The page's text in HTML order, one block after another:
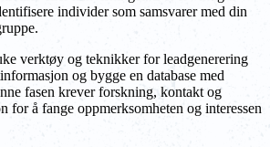
individer som samsvarer med din
verktøy og teknikker for leadgenerering
og bygge en database med
fasen krever forskning, kontakt og
for å fange oppmerksomheten og interessen